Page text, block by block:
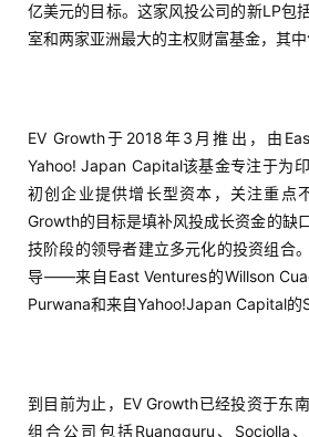
亿美元的目标。这家风投公司的新LP包
室和两家亚洲最大的主权财富基金，其中
EV Growth于2018年3月推出，由
Yahoo! Japan Capital该基金专注于为
初创企业提供增长型资本，关注重点
Growth的目标是填补风投成长资金的缺
技阶段的领导者建立多元化的投资组合
导——来自East Ventures的Willson
Purwana和来自Yahoo!Japan Capital的
到目前为止，EV Growth已经投资于东
组合公司包括Ruangguru、Sociolla